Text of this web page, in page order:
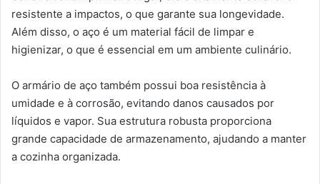
resistente a impactos, o que garante sua longevidade.
Além disso, o aço é um material fácil de limpar e
higienizar, o que é essencial em um ambiente culinário.
O armário de aço também possui boa resistência à
umidade e à corrosão, evitando danos causados por
líquidos e vapor. Sua estrutura robusta proporciona
grande capacidade de armazenamento, ajudando a manter
a cozinha organizada.